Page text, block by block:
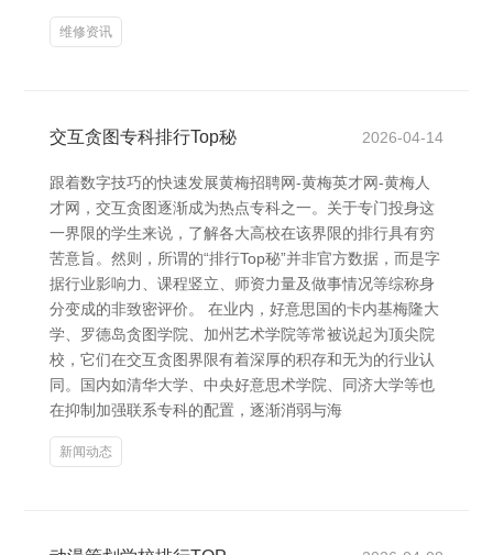
维修资讯
交互贪图专科排行Top秘 2026-04-14
跟着数字技巧的快速发展黄梅招聘网-黄梅英才网-黄梅人
才网，交互贪图逐渐成为热点专科之一。关于专门投身这
一界限的学生来说，了解各大高校在该界限的排行具有穷
苦意旨。然则，所谓的“排行Top秘”并非官方数据，而是字
据行业影响力、课程竖立、师资力量及做事情况等综称身
分变成的非致密评价。 在业内，好意思国的卡内基梅隆大
学、罗德岛贪图学院、加州艺术学院等常被说起为顶尖院
校，它们在交互贪图界限有着深厚的积存和无为的行业认
同。国内如清华大学、中央好意思术学院、同济大学等也
在抑制加强联系专科的配置，逐渐消弱与海
新闻动态